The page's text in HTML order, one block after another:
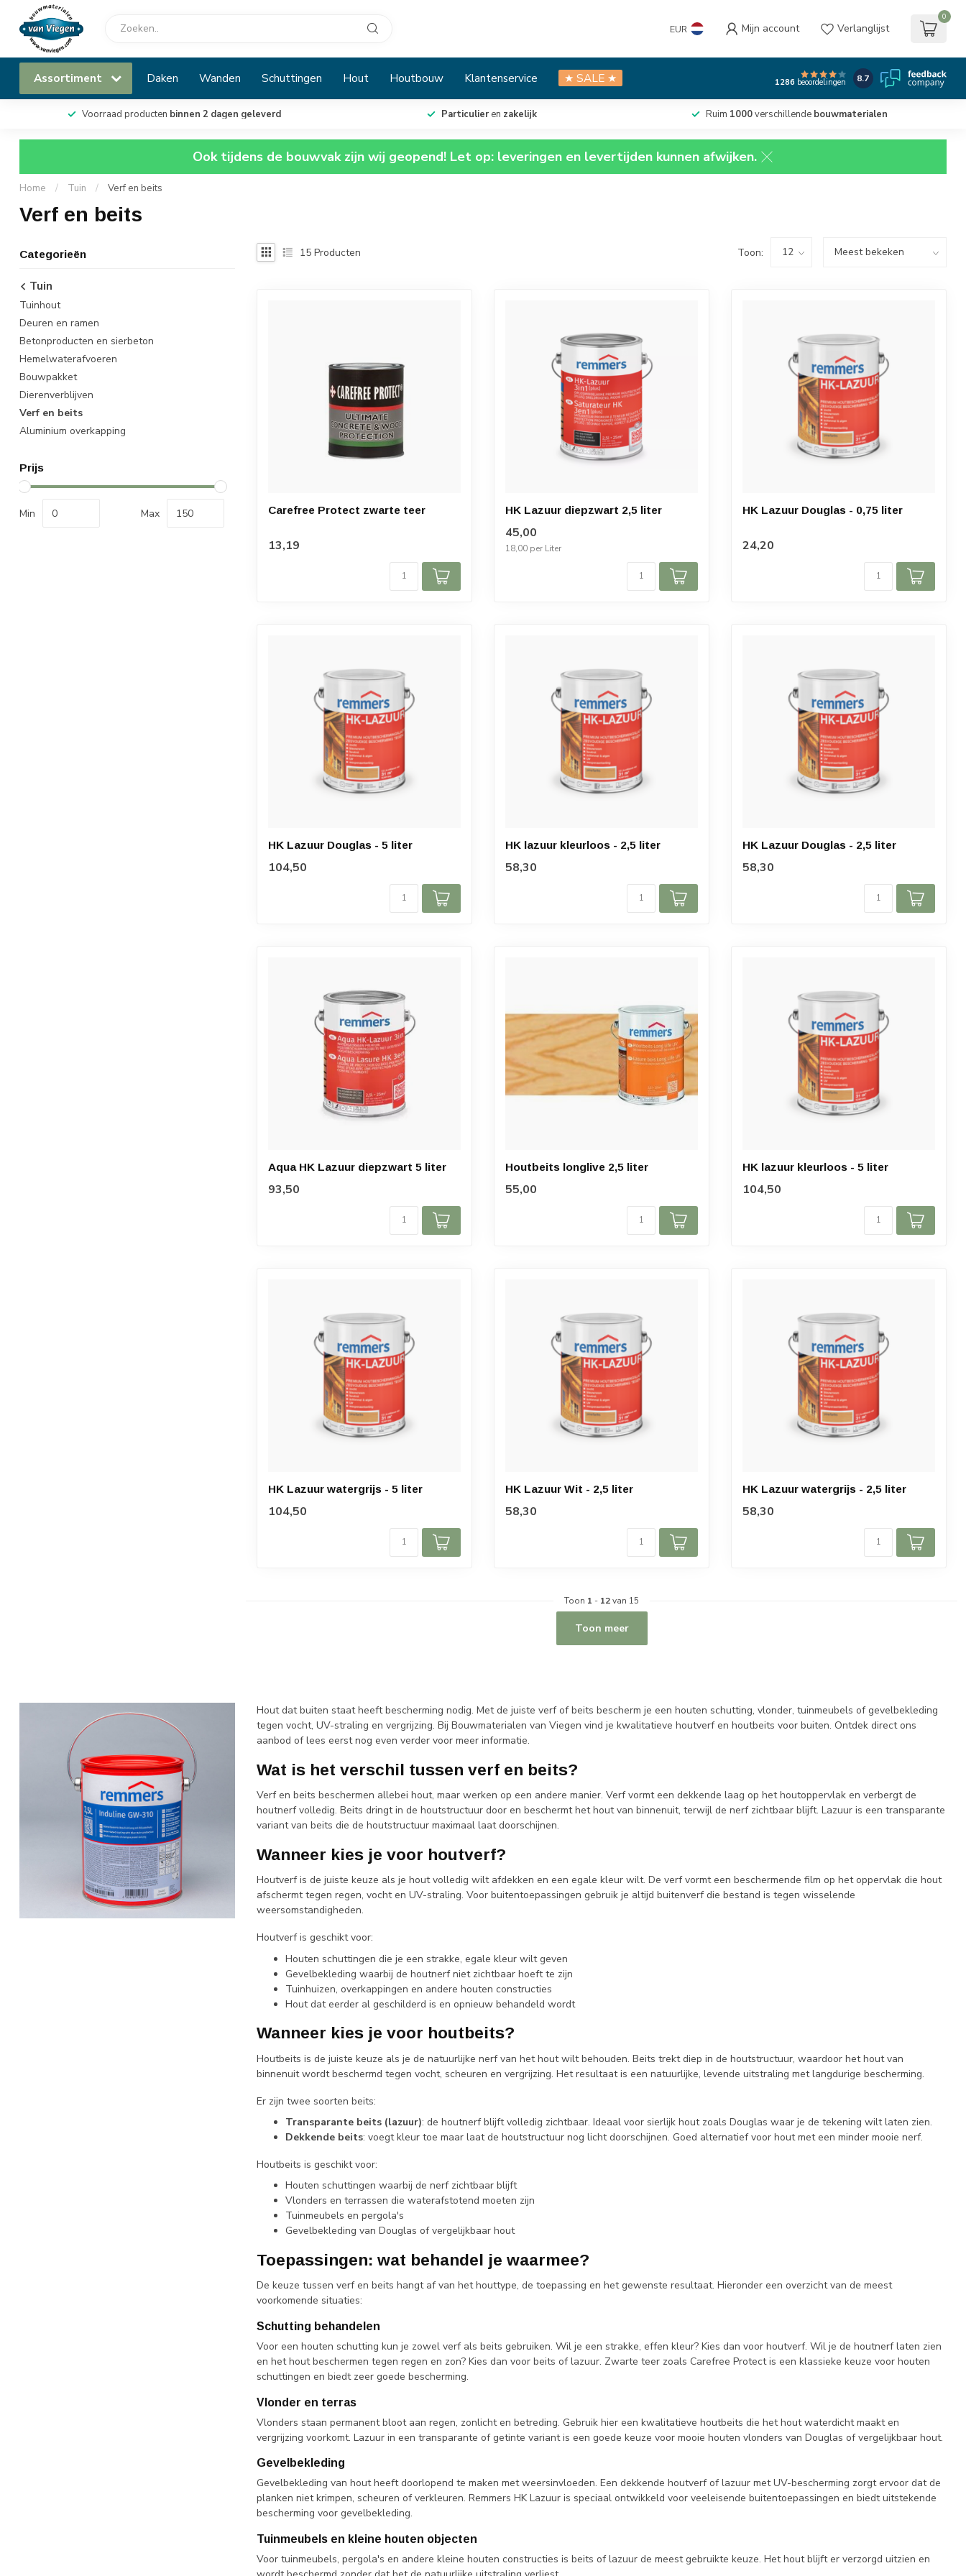
EUR Mijn account Verlanglijst
0
Assortiment Daken Wanden Schuttingen Hout Houtbouw Klantenservice ★ SALE ★ 1286 beoordelingen 8.7
Voorraad producten binnen 2 dagen geleverd Particulieren zakelijk Ruim 1000verschillende bouwmaterialen
Ook tijdens de bouwvak zijn wij geopend! Let op: leveringen en levertijden kunnen afwijken.
Home / Tuin / Verf en beits
Verf en beits
Categorieën
Tuin
Tuinhout
Deuren en ramen
Betonproducten en sierbeton
Hemelwaterafvoeren
Bouwpakket
Dierenverblijven
Verf en beits
Aluminium overkapping
Prijs
Min Max
15 Producten Toon:
Carefree Protect zwarte teer
13,19
HK Lazuur diepzwart 2,5 liter
45,00
18,00 per Liter
HK Lazuur Douglas - 0,75 liter
24,20
HK Lazuur Douglas - 5 liter
104,50
HK lazuur kleurloos - 2,5 liter
58,30
HK Lazuur Douglas - 2,5 liter
58,30
Aqua HK Lazuur diepzwart 5 liter
93,50
Houtbeits longlive 2,5 liter
55,00
HK lazuur kleurloos - 5 liter
104,50
HK Lazuur watergrijs - 5 liter
104,50
HK Lazuur Wit - 2,5 liter
58,30
HK Lazuur watergrijs - 2,5 liter
58,30
Toon 1 - 12van 15
Toon meer
Hout dat buiten staat heeft bescherming nodig. Met de juiste verf of beits bescherm je een houten schutting, vlonder, tuinmeubels of gevelbekleding
tegen vocht, UV-straling en vergrijzing. Bij Bouwmaterialen van Viegen vind je kwalitatieve houtverf en houtbeits voor buiten. Ontdek direct ons
aanbod of lees eerst nog even verder voor meer informatie.
Wat is het verschil tussen verf en beits?
Verf en beits beschermen allebei hout, maar werken op een andere manier. Verf vormt een dekkende laag op het houtoppervlak en verbergt de
houtnerf volledig. Beits dringt in de houtstructuur door en beschermt het hout van binnenuit, terwijl de nerf zichtbaar blijft. Lazuur is een transparante
variant van beits die de houtstructuur maximaal laat doorschijnen.
Wanneer kies je voor houtverf?
Houtverf is de juiste keuze als je hout volledig wilt afdekken en een egale kleur wilt. De verf vormt een beschermende film op het oppervlak die hout
afschermt tegen regen, vocht en UV-straling. Voor buitentoepassingen gebruik je altijd buitenverf die bestand is tegen wisselende
weersomstandigheden.
Houtverf is geschikt voor:
Houten schuttingen die je een strakke, egale kleur wilt geven
Gevelbekleding waarbij de houtnerf niet zichtbaar hoeft te zijn
Tuinhuizen, overkappingen en andere houten constructies
Hout dat eerder al geschilderd is en opnieuw behandeld wordt
Wanneer kies je voor houtbeits?
Houtbeits is de juiste keuze als je de natuurlijke nerf van het hout wilt behouden. Beits trekt diep in de houtstructuur, waardoor het hout van
binnenuit wordt beschermd tegen vocht, scheuren en vergrijzing. Het resultaat is een natuurlijke, levende uitstraling met langdurige bescherming.
Er zijn twee soorten beits:
Transparante beits (lazuur): de houtnerf blijft volledig zichtbaar. Ideaal voor sierlijk hout zoals Douglas waar je de tekening wilt laten zien.
Dekkende beits: voegt kleur toe maar laat de houtstructuur nog licht doorschijnen. Goed alternatief voor hout met een minder mooie nerf.
Houtbeits is geschikt voor:
Houten schuttingen waarbij de nerf zichtbaar blijft
Vlonders en terrassen die waterafstotend moeten zijn
Tuinmeubels en pergola's
Gevelbekleding van Douglas of vergelijkbaar hout
Toepassingen: wat behandel je waarmee?
De keuze tussen verf en beits hangt af van het houttype, de toepassing en het gewenste resultaat. Hieronder een overzicht van de meest
voorkomende situaties:
Schutting behandelen
Voor een houten schutting kun je zowel verf als beits gebruiken. Wil je een strakke, effen kleur? Kies dan voor houtverf. Wil je de houtnerf laten zien
en het hout beschermen tegen regen en zon? Kies dan voor beits of lazuur. Zwarte teer zoals Carefree Protect is een klassieke keuze voor houten
schuttingen en biedt zeer goede bescherming.
Vlonder en terras
Vlonders staan permanent bloot aan regen, zonlicht en betreding. Gebruik hier een kwalitatieve houtbeits die het hout waterdicht maakt en
vergrijzing voorkomt. Lazuur in een transparante of getinte variant is een goede keuze voor mooie houten vlonders van Douglas of vergelijkbaar hout.
Gevelbekleding
Gevelbekleding van hout heeft doorlopend te maken met weersinvloeden. Een dekkende houtverf of lazuur met UV-bescherming zorgt ervoor dat de
planken niet krimpen, scheuren of verkleuren. Remmers HK Lazuur is speciaal ontwikkeld voor veeleisende buitentoepassingen en biedt uitstekende
bescherming voor gevelbekleding.
Tuinmeubels en kleine houten objecten
Voor tuinmeubels, pergola's en andere kleine houten constructies is beits of lazuur de meest gebruikte keuze. Het hout blijft er verzorgd uitzien en